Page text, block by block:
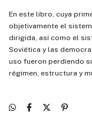
En este libro, cuya
objetivamente el
dirigida, así como el
Soviética y las
uso fueron perdiendo
régimen, estructura